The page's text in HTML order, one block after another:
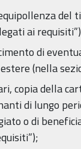
del
ai
di
(nella
copia della
di lungo
o di